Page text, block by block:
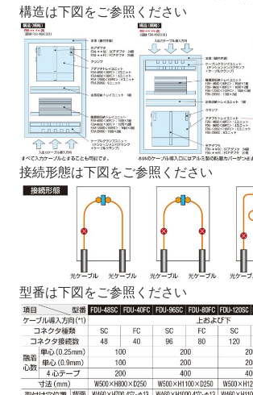
構造は下図をご参照ください
接続形態は下図をご参照ください
型番は下図をご参照ください